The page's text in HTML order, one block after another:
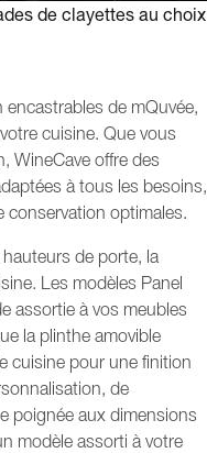
de clayettes au choix
encastrables de mQuvée,
cuisine. Que vous
WineCave offre des
à tous les besoins,
conservation optimales.
de porte, la
Les modèles Panel
assortie à vos meubles
la plinthe amovible
cuisine pour une finition
de
poignée aux dimensions
modèle assorti à votre